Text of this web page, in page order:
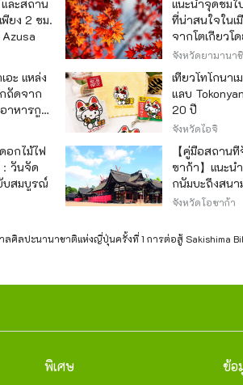
ละสถาน
พียง 2 ชม.
อะ แหล่ง
ถัดจาก
าหารกูร์
มี
อกไม้ไฟ
วันจัด
บสมบูรณ์
แนะนำจุดชมใ
ที่น่าสนใจในเ
จากโตเกียวโ
จังหวัดยามานาชิ
เที่ยวโทโกนา
แลบ
20 ปี
จังหวัดไอจิ
【คู่มือสถาน
ซาก้า】แนะน
กนัมบะถึงสน
สำหรับการปร
จังหวัดโอซาก้า
ศิลปะนานาชาติแห่งญี่ปุ่นครั้งที่ 1 การต่อสู้ Sakishima
พิเศษ ข้อ